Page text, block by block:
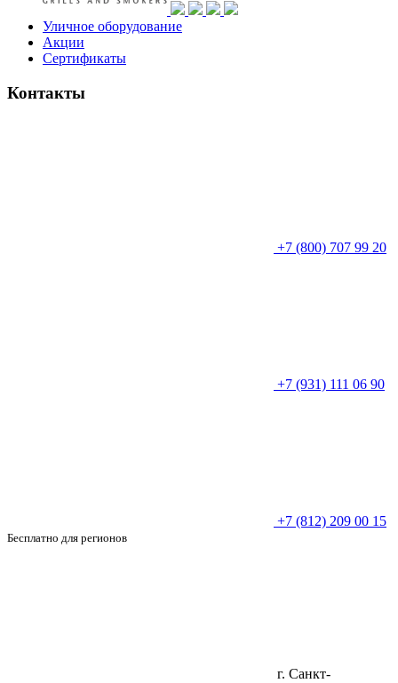
Уличное оборудование
Акции
Сертификаты
Контакты
+7 (800) 707 99 20
+7 (931) 111 06 90
+7 (812) 209 00 15
Бесплатно для регионов
г. Санкт-